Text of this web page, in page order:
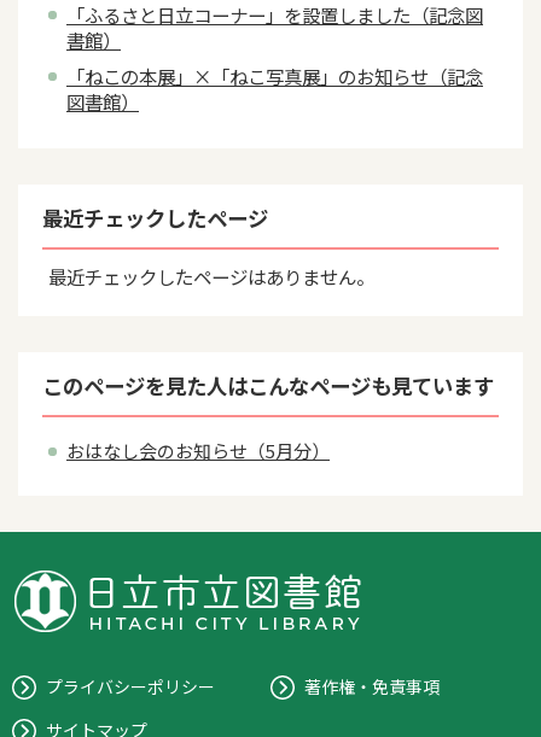
「ふるさと日立コーナー」を設置しました（記念図
書館）
「ねこの本展」×「ねこ写真展」のお知らせ（記念
図書館）
最近チェックしたページ
最近チェックしたページはありません。
このページを見た人はこんなページも見ています
おはなし会のお知らせ（5月分）
プライバシーポリシー
著作権・免責事項
サイトマップ